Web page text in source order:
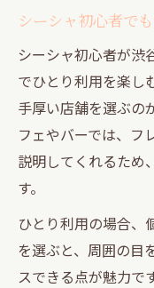
シーシャ初心者で
シーシャ初心者が渋
でひとり利用を楽し
手厚い店舗を選ぶの
フェやバーでは、フ
説明してくれるため
す。
ひとり利用の場合、
を選ぶと、周囲の目
スできる点が魅力で